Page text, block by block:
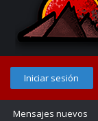
Iniciar sesión
Mensajes nuevos